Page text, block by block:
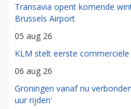
Transavia opent komende
Brussels Airport
05 aug 26
KLM stelt eerste
06 aug 26
Groningen vanaf nu
uur rijden'